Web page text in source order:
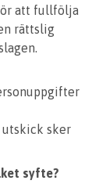
att fullfölja
rättslig
utskick sker
syfte?